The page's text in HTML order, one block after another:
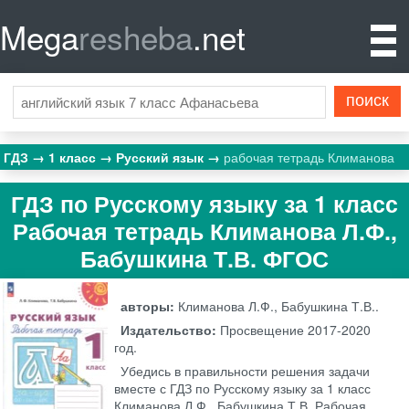
Megaresheba.net
ГДЗ 1 класс Русский язык рабочая тетрадь Климанова
ГДЗ по Русскому языку за 1 класс
Рабочая тетрадь Климанова Л.Ф.,
Бабушкина Т.В. ФГОС
авторы: Климанова Л.Ф., Бабушкина Т.В..
Издательство: Просвещение 2017-2020
год.
Убедись в правильности решения задачи
вместе с ГДЗ по Русскому языку за 1 класс